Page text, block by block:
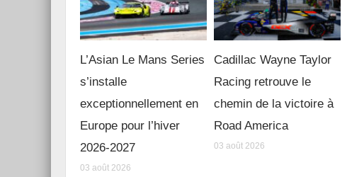
L’Asian Le Mans Series
s’installe
exceptionnellement en
Europe pour l’hiver
2026-2027
03 août 2026
Cadillac Wayne Taylor
Racing retrouve le
chemin de la victoire à
Road America
03 août 2026